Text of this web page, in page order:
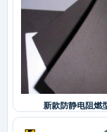
新款防静电阻燃